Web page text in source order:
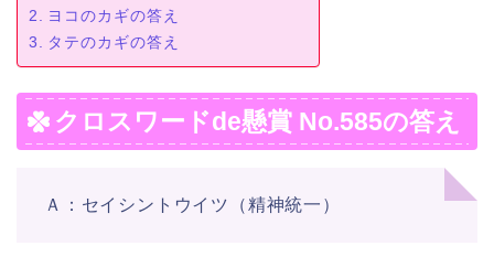
ヨコのカギの答え
タテのカギの答え
クロスワードde懸賞 No.585の答え
Ａ：セイシントウイツ（精神統一）